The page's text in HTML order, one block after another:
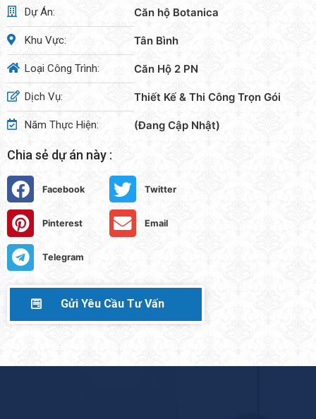
Dự Án:
Khu Vực:
Loại Công Trình:
Dịch Vụ:
Năm Thực Hiện:
Chia sẻ dự án này :
Facebook Twitter
Pinterest Email
Telegram
Gửi Yêu Cầu Tư Vấn
Căn hộ Botanica
Tân Bình
Căn Hộ 2 PN
Thiết Kế & Thi Công Trọn Gói
(Đang Cập Nhật)